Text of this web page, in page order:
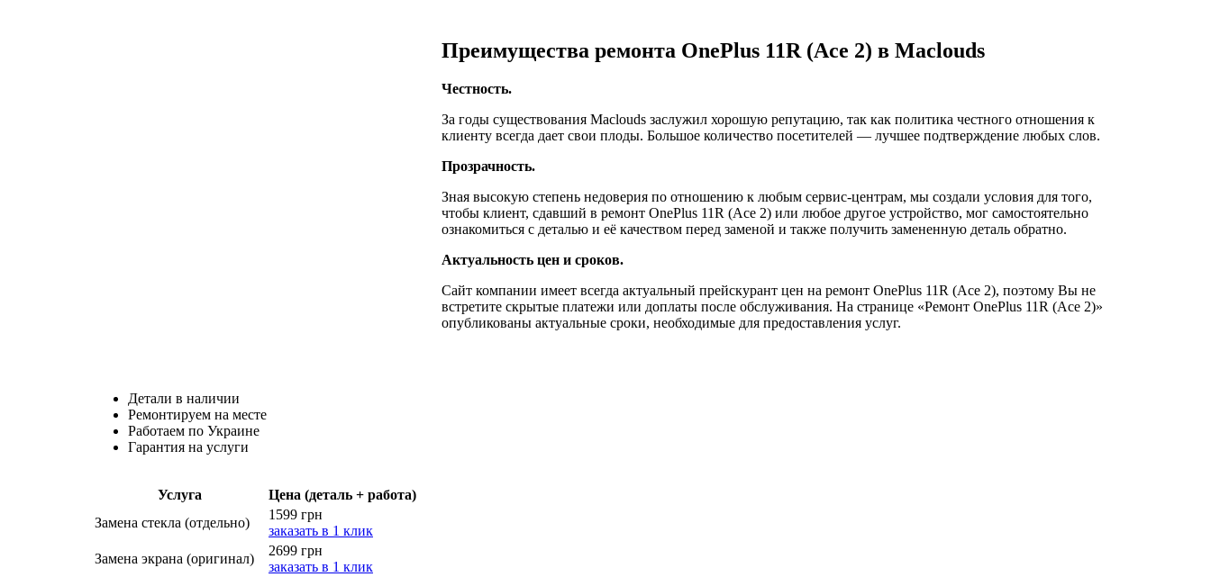
Преимущества ремонта OnePlus 11R (Ace 2) в Maclouds
Честность.
За годы существования Maclouds заслужил хорошую репутацию, так как политика честного отношения к
клиенту всегда дает свои плоды. Большое количество посетителей — лучшее подтверждение любых слов.
Прозрачность.
Зная высокую степень недоверия по отношению к любым сервис-центрам, мы создали условия для того,
чтобы клиент, сдавший в ремонт OnePlus 11R (Ace 2) или любое другое устройство, мог самостоятельно
ознакомиться с деталью и её качеством перед заменой и также получить замененную деталь обратно.
Актуальность цен и сроков.
Сайт компании имеет всегда актуальный прейскурант цен на ремонт OnePlus 11R (Ace 2), поэтому Вы не
встретите скрытые платежи или доплаты после обслуживания. На странице «Ремонт OnePlus 11R (Ace 2)»
опубликованы актуальные сроки, необходимые для предоставления услуг.
Детали в наличии
Ремонтируем на месте
Работаем по Украине
Гарантия на услуги
Услуга
Цена (деталь + работа)
Замена стекла (отдельно)
1599 грн
заказать в 1 клик
Замена экрана (оригинал)
2699 грн
заказать в 1 клик